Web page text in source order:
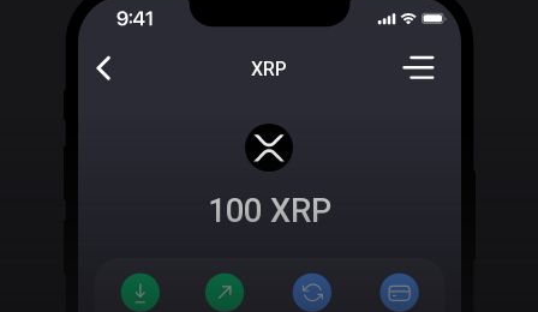
XRP
100 XRP